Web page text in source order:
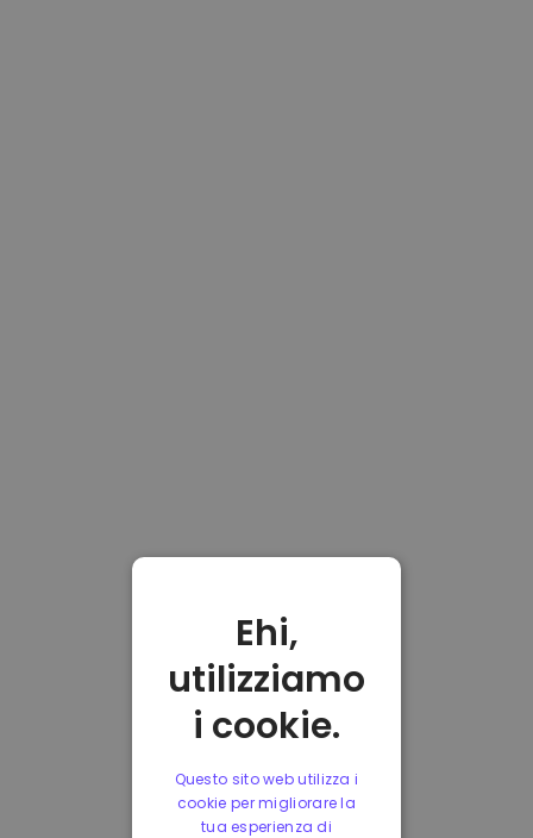
Ehi,
utilizziamo
i cookie.
Questo sito web utilizza i
cookie per migliorare la
tua esperienza di